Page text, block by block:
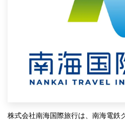
株式会社南海国際旅行は、南海電鉄